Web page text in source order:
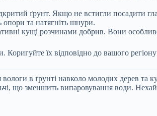
ґрунт. Якщо не встигли посадити
та натягніть шнури.
кущі розчинами добрив. Вони
Коригуйте їх відповідно до вашого
в ґрунті навколо молодих дерев та
що зменшить випаровування води.